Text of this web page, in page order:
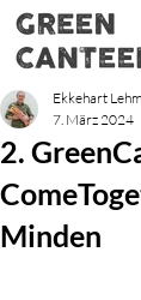
2.
Minden
Ekkehart
7. März 2024